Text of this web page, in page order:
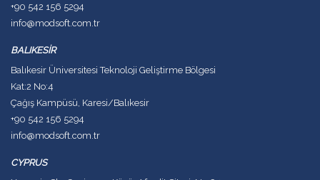
+90 542 156 5294
info@modsoft.com.tr
BALIKESİR
Balıkesir Üniversitesi Teknoloji Geliştirme Bölgesi
Kat:2 No:4
Çağış Kampüsü, Karesi/Balıkesir
+90 542 156 5294
info@modsoft.com.tr
CYPRUS